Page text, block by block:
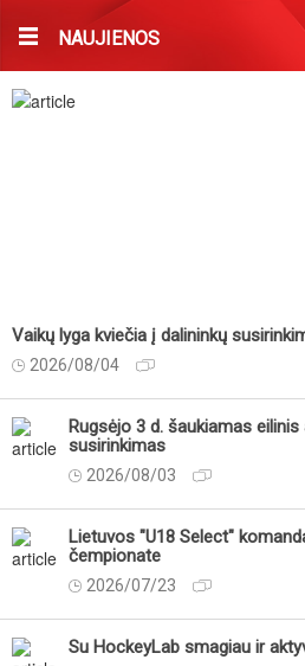
NAUJIENOS
Vaikų lyga kviečia į dalininkų
2026/08/04
Rugsėjo 3 d. šaukiamas
susirinkimas
2026/08/03
Lietuvos "U18 Select"
čempionate
2026/07/23
Su HockeyLab smagiau ir